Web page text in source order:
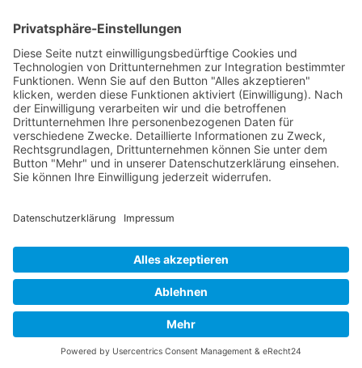
zunehmen, kann die prä-testamentarische
Mediation einen wichtigen Beitrag zum
Familienfrieden leisten.
Synonyme: prä-testamentarische Mediation
© 2026 Frank Hartung Ihr Mediator bei Konflikten in Familie,
Frank Hartung - Familien- und Wirtschaftsmediator
263 Bewertungen auf ProvenExpert.com